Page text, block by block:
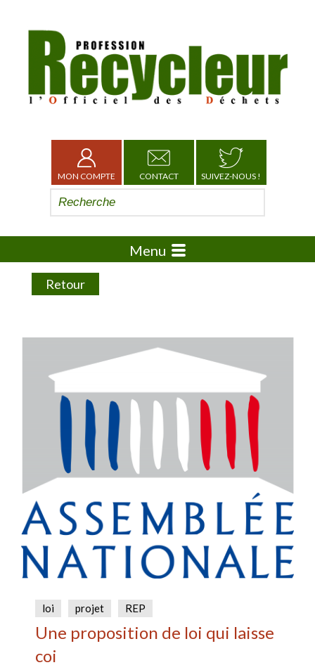
MON COMPTE CONTACT SUIVEZ-NOUS !
Menu
Retour
loi projet REP
Une proposition de loi qui laisse
coi